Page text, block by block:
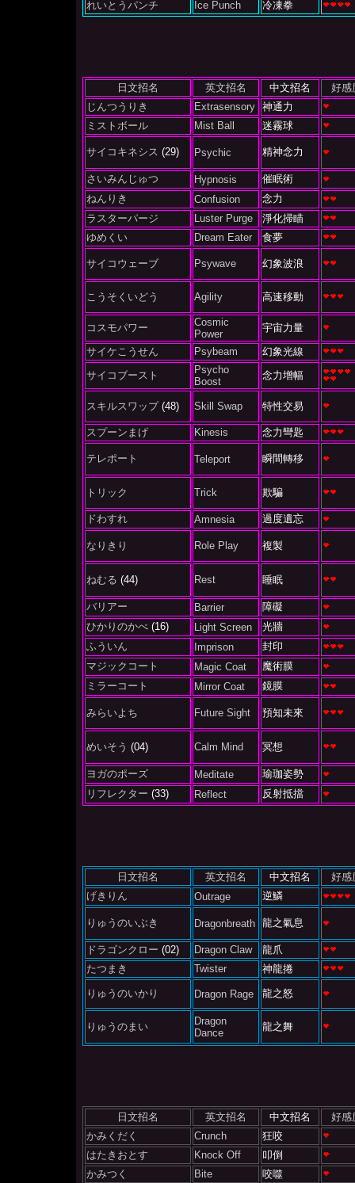
れいとうパンチ Ice Punch 冷凍拳
日文招名 英文招名 中文招名
好感
じんつうりき
Extrasensory 神通力
ミストボール
Mist Ball 迷霧球
サイコキネシス (29) Psychic 精神念力
さいみんじゅつ Hypnosis
催眠術
ねんりき
Confusion
念力
ラスターパージ
Luster Purge
淨化掃瞄
ゆめくい
Dream Eater 食夢
サイコウェーブ Psywave 幻象波浪
こうそくいどう Agility 高速移動
コスモパワー
Cosmic
Power
宇宙力量
サイケこうせん
Psybeam
幻象光線
サイコブースト
Psycho
Boost
念力增幅
スキルスワップ(48) Skill Swap 特性交易
スプーンまげ Kinesis 念力彎匙
テレポート Teleport 瞬間轉移
トリック Trick 欺騙
ドわすれ Amnesia 過度遺忘
なりきり Role Play 複製
ねむる (44) Rest 睡眠
バリアー Barrier
障礙
ひかりのかべ (16) Light Screen
光牆
ふういん
Imprison
封印
マジックコート
Magic Coat
魔術膜
ミラーコート
Mirror Coat 鏡膜
みらいよち Future Sight 預知未來
めいそう (04) Calm Mind 冥想
ヨガのポーズ Meditate
瑜珈姿勢
リフレクター (33) Reflect 反射抵擋
日文招名 英文招名 中文招名
好感
げきりん
Outrage 逆鱗
りゅうのいぶき Dragonbreath 龍之氣息
ドラゴンクロー (02) Dragon Claw
龍爪
たつまき
Twister 神龍捲
りゅうのいかり Dragon Rage 龍之怒
りゅうのまい
Dragon
Dance
龍之舞
日文招名 英文招名 中文招名
好感
かみくだく
Crunch
狂咬
はたきおとす
Knock Off
叩倒
かみつく
Bite 咬噬